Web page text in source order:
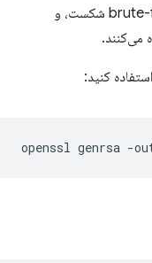
کوتاه‌تر را می‌توان با حملات حدس‌زنی brute-force شکست، و
openssl genrsa